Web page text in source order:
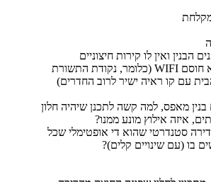
הבנין ואין לו קירות חיצוניים
* מבנה דירה שלא חוסם WIFI (כלומר, נקודת התשורת
עם קו ראיה ישיר לרוב החדרים)
בנין מאפס, למה קשה לתכנן שיהיה חלון
איזה אילוץ מונע ממנו?
דירה סטנדרטי שהוא די אופטימלי שכל
בו (עם שינויים קלים)?